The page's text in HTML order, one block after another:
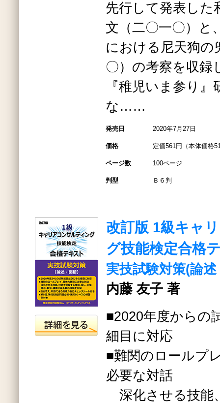
先行して発表した
文（二〇一〇）と
における尼天狗の
〇）の考察を収録
『稚児いま参り
な……
発売日 2020年7月27日
価格 定価561円（本体価格
ページ数 100ページ
判型 Ｂ６判
改訂版 1級キャ
グ技能検定合格
実技試験対策(論
内藤 友子 著
■2020年度からの
細目に対応
■難関のロールプ
必要な対話
深化させる技能